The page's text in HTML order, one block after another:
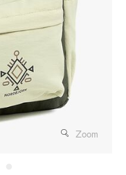
Zoom